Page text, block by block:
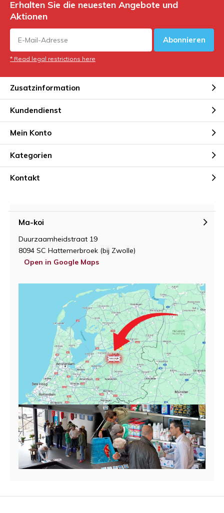
Erhalten Sie die neuesten Angebote und
Aktionen
Abonnieren
* Read legal restrictions here
Zusatzinformation
Kundendienst
Mein Konto
Kategorien
Kontakt
Ma-koi
Duurzaamheidstraat 19
8094 SC Hattemerbroek (bij Zwolle)
Open in Google Maps